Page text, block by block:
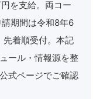
を支給。両コー
期間は令和8年6
先着順受付。本記
ール・情報源を整
式ページでご確認